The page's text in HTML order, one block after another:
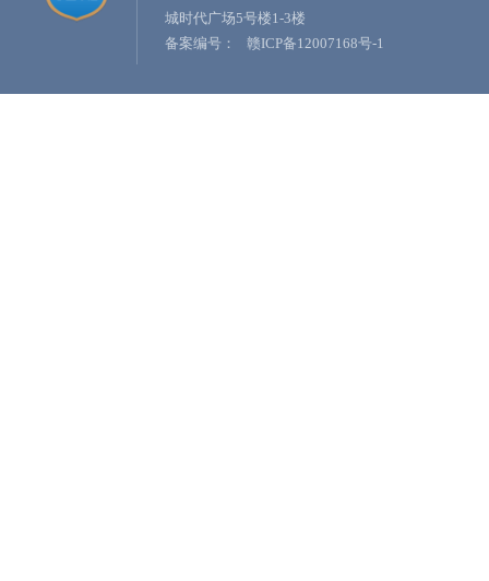
城时代广场5号楼1-3楼
备案编号：
赣ICP备12007168号-1